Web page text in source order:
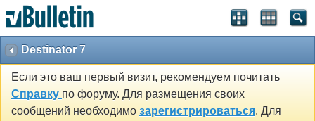
Destinator 7
Если это ваш первый визит, рекомендуем почитать
Справку по форуму. Для размещения своих
сообщений необходимо зарегистрироваться. Для